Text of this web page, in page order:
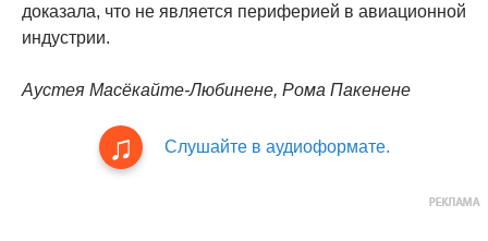
доказала, что не является периферией в авиационной
индустрии.
Аустея Масёкайте-Любинене, Рома Пакенене
Слушайте в аудиоформате.